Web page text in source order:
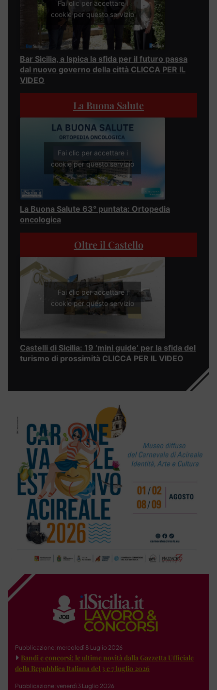
Fai clic per accettare i
cookie per questo servizio
Bar Sicilia, a Ispica la sfida per il futuro passa
dal nuovo governo della città CLICCA PER IL
VIDEO
La Buona Salute
Fai clic per accettare i
cookie per questo servizio
La Buona Salute 63° puntata: Ortopedia
oncologica
Oltre il Castello
Fai clic per accettare i
cookie per questo servizio
Castelli di Sicilia: 19 ‘mini guide’ per la sfida del
turismo di prossimità CLICCA PER IL VIDEO
Pubblicazione: mercoledì 8 Luglio 2026
Bandi e concorsi: le ultime novità dalla Gazzetta Ufficiale
della Repubblica Italiana del 3 e 7 luglio 2026
Pubblicazione: venerdì 3 Luglio 2026